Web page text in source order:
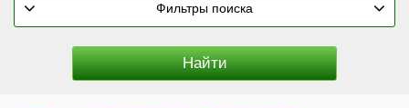
Фильтры поиска